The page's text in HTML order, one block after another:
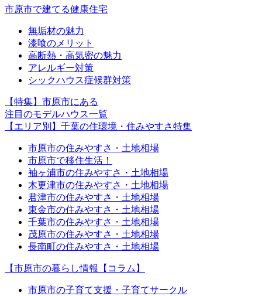
市原市で建てる健康住宅
無垢材の魅力
漆喰のメリット
高断熱・高気密の魅力
アレルギー対策
シックハウス症候群対策
【特集】市原市にある
注目のモデルハウス一覧
【エリア別】千葉の住環境・住みやすさ特集
市原市の住みやすさ・土地相場
市原市で移住生活！
袖ヶ浦市の住みやすさ・土地相場
木更津市の住みやすさ・土地相場
君津市の住みやすさ・土地相場
東金市の住みやすさ・土地相場
千葉市の住みやすさ・土地相場
茂原市の住みやすさ・土地相場
長南町の住みやすさ・土地相場
【市原市の暮らし情報【コラム】
市原市の子育て支援・子育てサークル